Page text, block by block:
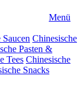
Menü
Chinesische
Pasten &
Tees Chinesische
Snacks